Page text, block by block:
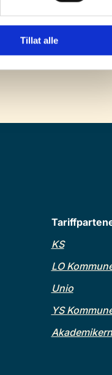
Tillat alle
KS
LO
Unio
YS